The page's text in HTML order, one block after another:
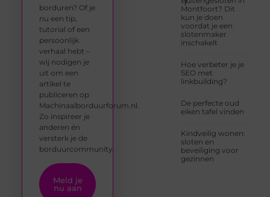
Montfoort? Dit
kun je doen
voordat je een
slotenmaker
inschakelt
Hoe verbeter je je
SEO met
linkbuilding?
De perfecte oud
eiken tafel vinden
Kindveilig wonen:
sloten en
beveiliging voor
gezinnen
borduren? Of je
nu een tip,
tutorial of een
persoonlijk
verhaal hebt –
wij nodigen je
uit om een
artikel te
publiceren op
Machinaalborduurforum.nl.
Zo inspireer je
anderen én
versterk je de
borduurcommunity.
Meld je
nu aan